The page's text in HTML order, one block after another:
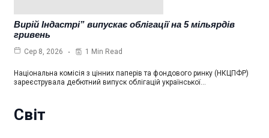
Вирій Індастрі” випускає облігації на 5 мільярдів
гривень
Сер 8, 2026 1 Min Read
Національна комісія з цінних паперів та фондового ринку (НКЦПФР)
зареєструвала дебютний випуск облігацій української…
Світ